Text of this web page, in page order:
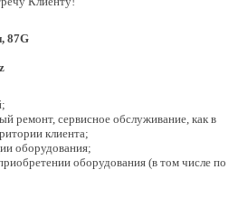
87G
ремонт, сервисное обслуживание, как в
клиента;
оборудования;
оборудования (в том числе по